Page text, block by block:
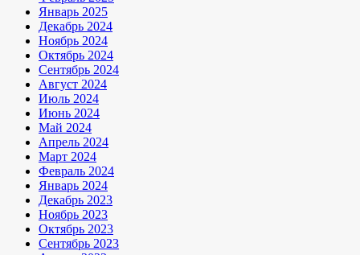
Январь 2025
Декабрь 2024
Ноябрь 2024
Октябрь 2024
Сентябрь 2024
Август 2024
Июль 2024
Июнь 2024
Май 2024
Апрель 2024
Март 2024
Февраль 2024
Январь 2024
Декабрь 2023
Ноябрь 2023
Октябрь 2023
Сентябрь 2023